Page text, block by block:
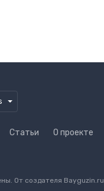
Статьи О проекте
От создателя Bayguzin.ru